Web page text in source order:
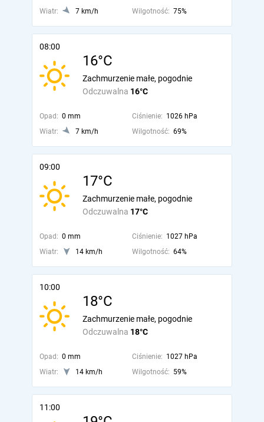
Wiatr: 7 km/h Wilgotność: 75%
08:00
16°C
Odczuwalna 16°C
Zachmurzenie małe, pogodnie
Opad: 0 mm Ciśnienie: 1026 hPa
Wiatr:
7 km/h Wilgotność: 69%
09:00
17°C
Odczuwalna 17°C
Zachmurzenie małe, pogodnie
Opad: 0 mm Ciśnienie: 1027 hPa
Wiatr:
14 km/h Wilgotność: 64%
10:00
18°C
Odczuwalna 18°C
Zachmurzenie małe, pogodnie
Opad: 0 mm Ciśnienie: 1027 hPa
Wiatr:
14 km/h Wilgotność: 59%
11:00